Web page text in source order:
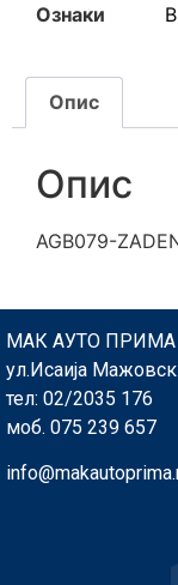
Ознаки
Опис
Опис
AGB079-
МАК АУТО ПРИМА
ул.Исаија
тел: 02/2035 176
моб. 075 239 657